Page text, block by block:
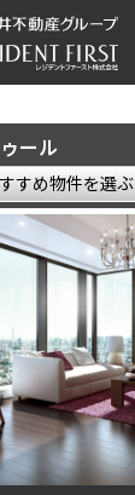
ール
すめ物件を選ぶ